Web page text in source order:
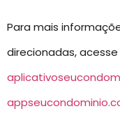
Para mais
direcionadas,